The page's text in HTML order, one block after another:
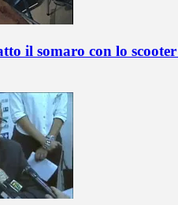
il somaro con lo